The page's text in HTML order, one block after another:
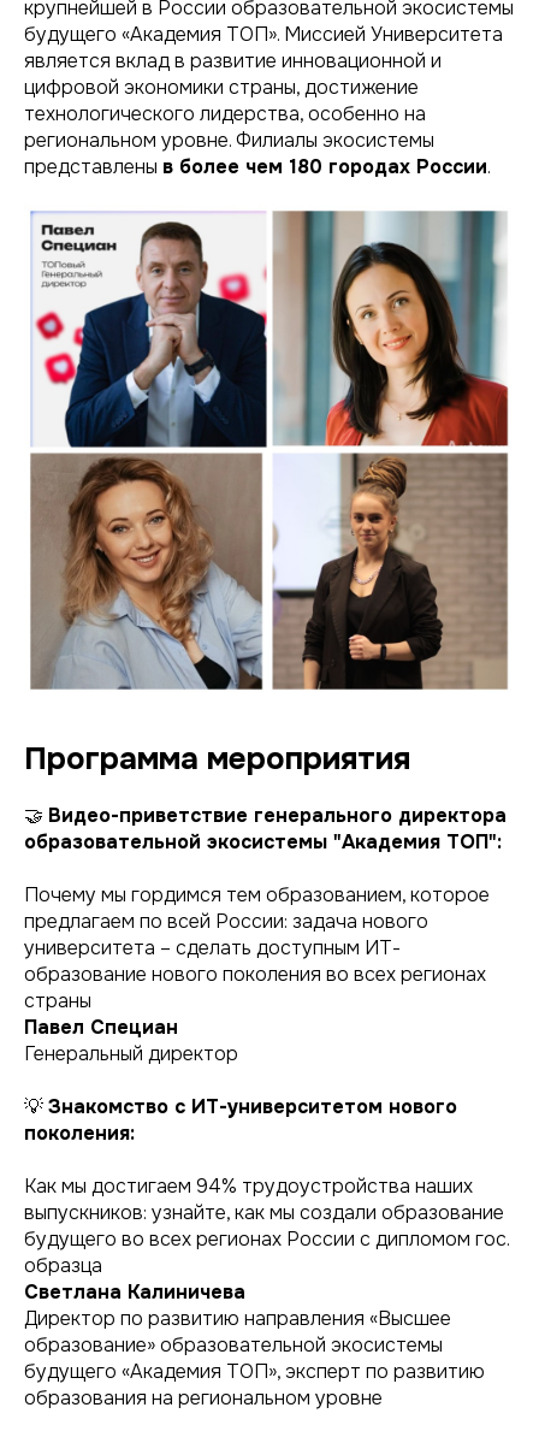
крупнейшей в России образовательной экосистемы
будущего «Академия ТОП». Миссией Университета
является вклад в развитие инновационной и
цифровой экономики страны, достижение
технологического лидерства, особенно на
региональном уровне. Филиалы экосистемы
представлены в более чем 180 городах России.
Программа мероприятия
🤝 Видео-приветствие генерального директора
образовательной экосистемы "Академия ТОП":
Почему мы гордимся тем образованием, которое
предлагаем по всей России: задача нового
университета – сделать доступным ИТ-
образование нового поколения во всех регионах
страны
Павел Специан
Генеральный директор
💡Знакомство с ИТ-университетом нового
поколения:
Как мы достигаем 94% трудоустройства наших
выпускников: узнайте, как мы создали образование
будущего во всех регионах России с дипломом гос.
образца
Светлана Калиничева
Директор по развитию направления «Высшее
образование» образовательной экосистемы
будущего «Академия ТОП», эксперт по развитию
образования на региональном уровне